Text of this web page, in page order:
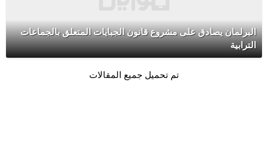
البرلمان يصادق على مشروع قانون الجبايات المتعلق بالجماعات
الترابية
تم تحميل جميع المقالات